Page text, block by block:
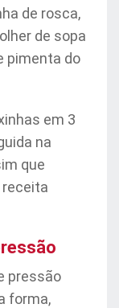
de rosca,
de sopa
pimenta do
em 3
na
que
receita
pressão
forma,